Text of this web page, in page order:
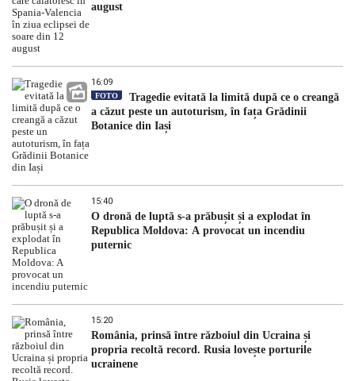
august
16:09
FOTO
Tragedie evitată la limită după ce o creangă
a căzut peste un autoturism, în fața Grădinii
Botanice din Iași
15:40
O dronă de luptă s-a prăbușit și a explodat în
Republica Moldova: A provocat un incendiu
puternic
15:20
România, prinsă între războiul din Ucraina și
propria recoltă record. Rusia lovește porturile
ucrainene